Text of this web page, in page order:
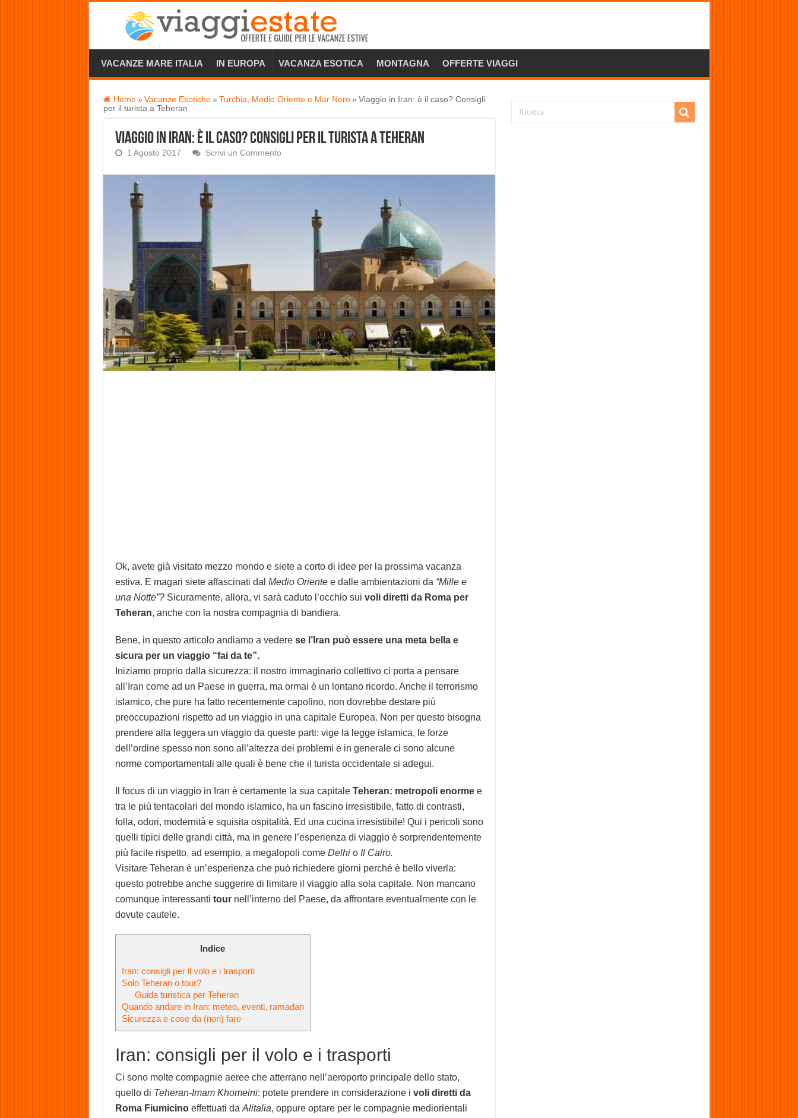
VACANZE MARE ITALIA IN EUROPA VACANZA ESOTICA MONTAGNA OFFERTE VIAGGI
Home » Vacanze Esotiche » Turchia, Medio Oriente e Mar Nero » Viaggio in Iran: è il caso? Consigli
per il turista a Teheran
Viaggio in Iran: è il caso? Consigli per il turista a Teheran
1 Agosto 2017 Scrivi un Commento
Ok, avete già visitato mezzo mondo e siete a corto di idee per la prossima vacanza
estiva. E magari siete affascinati dal Medio Orientee dalle ambientazioni da “Mille e
una Notte”?Sicuramente, allora, vi sarà caduto l’occhio sui voli diretti da Roma per
Teheran, anche con la nostra compagnia di bandiera.
Bene, in questo articolo andiamo a vedere se l’Iran può essere una meta bella e
sicura per un viaggio “fai da te”.
Iniziamo proprio dalla sicurezza: il nostro immaginario collettivo ci porta a pensare
all’Iran come ad un Paese in guerra, ma ormai è un lontano ricordo. Anche il terrorismo
islamico, che pure ha fatto recentemente capolino, non dovrebbe destare più
preoccupazioni rispetto ad un viaggio in una capitale Europea. Non per questo bisogna
prendere alla leggera un viaggio da queste parti: vige la legge islamica, le forze
dell’ordine spesso non sono all’altezza dei problemi e in generale ci sono alcune
norme comportamentali alle quali è bene che il turista occidentale si adegui.
Il focus di un viaggio in Iran è certamente la sua capitaleTeheran: metropoli enormee
tra le più tentacolari del mondo islamico, ha un fascino irresistibile, fatto di contrasti,
folla, odori, modernità e squisita ospitalità. Ed una cucina irresistibile! Qui i pericoli sono
quelli tipici delle grandi città, ma in genere l’esperienza di viaggio è sorprendentemente
più facile rispetto, ad esempio, a megalopoli come Delhio Il Cairo.
Visitare Teheran è un’esperienza che può richiedere giorni perché è bello viverla:
questo potrebbe anche suggerire di limitare il viaggio alla sola capitale. Non mancano
comunque interessanti tournell’interno del Paese, da affrontare eventualmente con le
dovute cautele.
Indice
Iran: consigli per il volo e i trasporti
Solo Teheran o tour?
Guida turistica per Teheran
Quando andare in Iran: meteo, eventi, ramadan
Sicurezza e cose da (non) fare
Iran: consigli per il volo e i trasporti
Ci sono molte compagnie aeree che atterrano nell’aeroporto principale dello stato,
quello di Teheran-Imam Khomeini: potete prendere in considerazione i voli diretti da
Roma Fiumicinoeffettuati da Alitalia, oppure optare per le compagnie mediorientali